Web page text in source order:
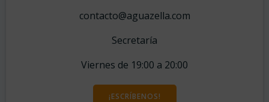
contacto@aguazella.com
Secretaría
Viernes de 19:00 a 20:00
¡ESCRÍBENOS!